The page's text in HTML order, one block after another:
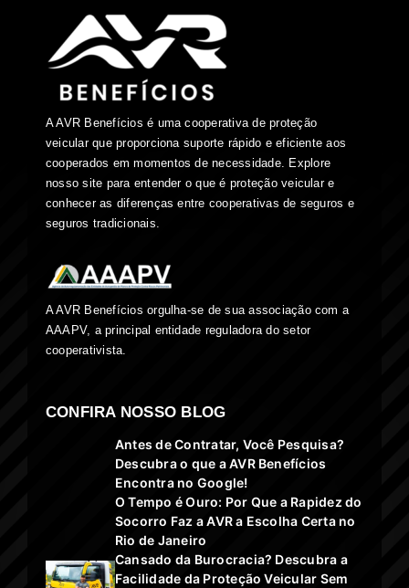
A AVR Benefícios é uma cooperativa de proteção
veicular que proporciona suporte rápido e eficiente aos
cooperados em momentos de necessidade. Explore
nosso site para entender o que é proteção veicular e
conhecer as diferenças entre cooperativas de seguros e
seguros tradicionais.
A AVR Benefícios orgulha-se de sua associação com a
AAAPV, a principal entidade reguladora do setor
cooperativista.
CONFIRA NOSSO BLOG
Antes de Contratar, Você Pesquisa?
Descubra o que a AVR Benefícios
Encontra no Google!
O Tempo é Ouro: Por Que a Rapidez do
Socorro Faz a AVR a Escolha Certa no
Rio de Janeiro
Cansado da Burocracia? Descubra a
Facilidade da Proteção Veicular Sem